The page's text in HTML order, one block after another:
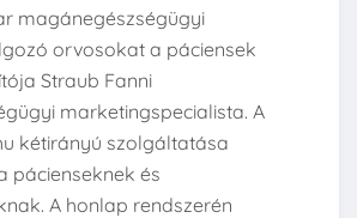
magánegészségügyi
orvosokat a páciensek
Straub Fanni
marketingspecialista. A
kétirányú szolgáltatása
pácienseknek és
A honlap rendszerén